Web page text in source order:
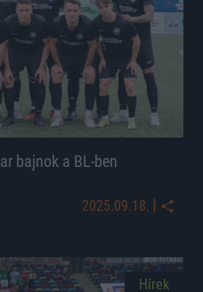
bajnok a BL-ben
2025.09.18. |
Hírek